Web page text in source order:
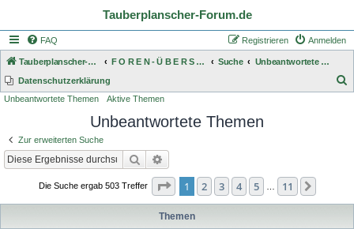
Tauberplanscher-Forum.de
FAQ Anmelden
Registrieren
Tauberplanscher-Forum.de F O R E N - Ü B E R S I C H T Suche
Unbeantwortete Themen
Datenschutzerklärung
Unbeantwortete Themen Aktive Themen
Unbeantwortete Themen
Zur erweiterten Suche
Suche
Die Suche ergab 503 Treffer Seite 1von 11
1 2 3 4 5 11
Themen